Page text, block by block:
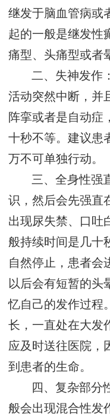
继发于脑血管病或
起的一般是继发性
痛型、头痛型或者
二、失神发作
活动突然中断，并
阵挛或者是自动症
十秒不等。建议患
万不可单独行动。
三、全身性强
识，然后会先强直
出现尿失禁、口吐
般持续时间是几十
自然停止，患者会
以后会有短暂的头
忆自己的发作过程
长，一直处在大发
应及时送往医院，
到患者的生命。
四、复杂部分
般会出现混合性发